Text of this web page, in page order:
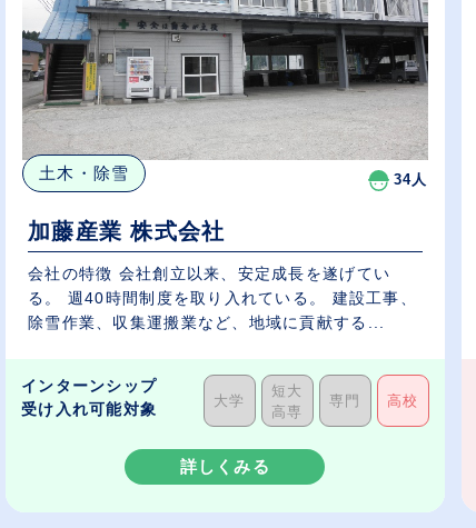
土木・除雪 34人
加藤産業 株式会社
会社の特徴 会社創立以来、安定成長を遂げてい
る。 週40時間制度を取り入れている。 建設工事、
除雪作業、収集運搬業など、地域に貢献する...
インターンシップ
受け入れ可能対象
大学
短大
高専
専門 高校
詳しくみる